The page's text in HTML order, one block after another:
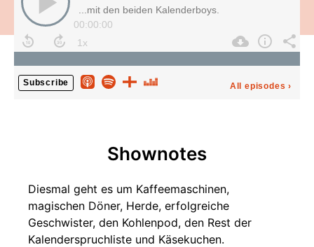
...mit den beiden Kalenderboys.
00:00:00
Subscribe All episodes ›
Shownotes
Diesmal geht es um Kaffeemaschinen,
magischen Döner, Herde, erfolgreiche
Geschwister, den Kohlenpod, den Rest der
Kalenderspruchliste und Käsekuchen.